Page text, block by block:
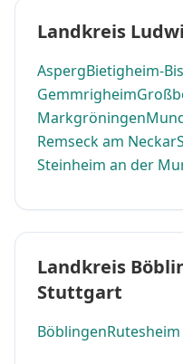
Landkreis
AspergBietigheim-
Gemmrigheim
Markgröningen
Remseck am Neckar
Steinheim an der
Landkreis
Stuttgart
BöblingenRutesheim